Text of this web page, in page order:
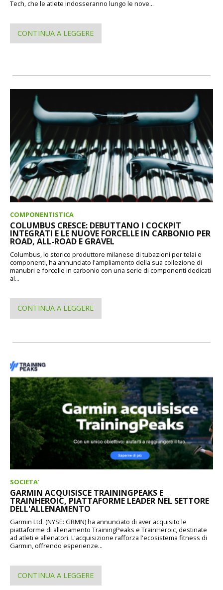
Tech, che le atlete indosseranno lungo le nove...
CONTINUA A LEGGERE
COMPONENTISTICA
COLUMBUS CRESCE: DEBUTTANO I COCKPIT
INTEGRATI E LE NUOVE FORCELLE IN CARBONIO PER
ROAD, ALL-ROAD E GRAVEL
Columbus, lo storico produttore milanese di tubazioni per telai e
componenti, ha annunciato l'ampliamento della sua collezione di
manubri e forcelle in carbonio con una serie di componenti dedicati
al...
CONTINUA A LEGGERE
SOCIETA'
GARMIN ACQUISISCE TRAININGPEAKS E
TRAINHEROIC, PIATTAFORME LEADER NEL SETTORE
DELL'ALLENAMENTO
Garmin Ltd. (NYSE: GRMN) ha annunciato di aver acquisito le
piattaforme di allenamento TrainingPeaks e TrainHeroic, destinate
ad atleti e allenatori. L'acquisizione rafforza l'ecosistema fitness di
Garmin, offrendo esperienze...
CONTINUA A LEGGERE